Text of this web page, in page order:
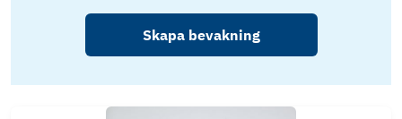
Skapa bevakning